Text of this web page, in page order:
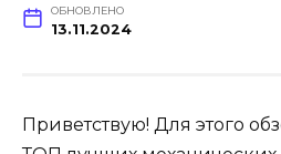
ОБНОВЛЕНО
13.11.2024
Приветствую! Для этого